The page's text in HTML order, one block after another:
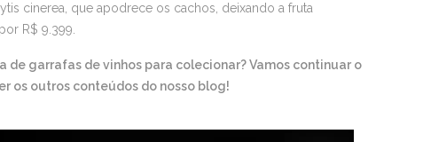
cinerea, que apodrece os cachos, deixando a fruta
R$ 9.399.
garrafas de vinhos para colecionar? Vamos continuar o
os outros conteúdos do nosso blog!